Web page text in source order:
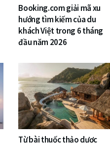
Booking.com giải mã xu
hướng tìm kiếm của du
khách Việt trong 6 tháng
đầu năm 2026
Từ bài thuốc thảo dược